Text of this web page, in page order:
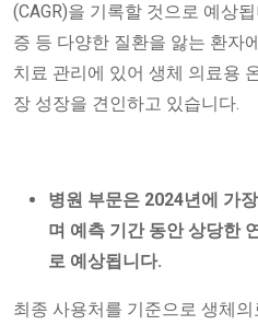
(CAGR)을 기록할 것으로 예상
증 등 다양한 질환을 앓는 환자
치료 관리에 있어 생체 의료용
장 성장을 견인하고 있습니다.
병원 부문은 2024년에 가
며 예측 기간 동안 상당한
로 예상됩니다.
최종 사용처를 기준으로 생체